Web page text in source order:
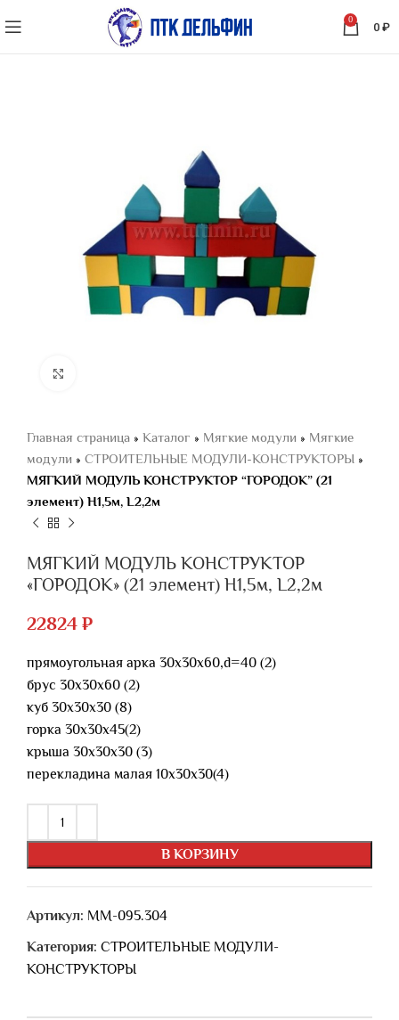
0
0 ₽
Главная страница » Каталог » Мягкие модули » Мягкие
модули » СТРОИТЕЛЬНЫЕ МОДУЛИ-КОНСТРУКТОРЫ »
МЯГКИЙ МОДУЛЬ КОНСТРУКТОР “ГОРОДОК” (21
элемент) H1,5м, L2,2м
МЯГКИЙ МОДУЛЬ КОНСТРУКТОР
«ГОРОДОК» (21 элемент) H1,5м, L2,2м
22824 ₽
прямоугольная арка 30х30х60,d=40 (2)
брус 30х30х60 (2)
куб 30х30х30 (8)
горка 30х30х45(2)
крыша 30х30х30 (3)
перекладина малая 10х30х30(4)
В КОРЗИНУ
Артикул: ММ-095.304
Категория: СТРОИТЕЛЬНЫЕ МОДУЛИ-
КОНСТРУКТОРЫ